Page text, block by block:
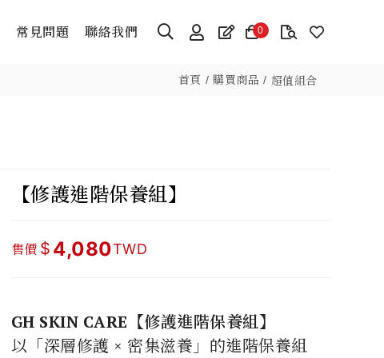
常見問題 聯絡我們 0
首頁 購買商品 超值組合
【修護進階保養組】
售價 $ 4,080TWD
GH SKIN CARE【修護進階保養組】
以「深層修護 × 密集滋養」的進階保養組